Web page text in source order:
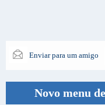
Enviar para um amigo
Novo menu